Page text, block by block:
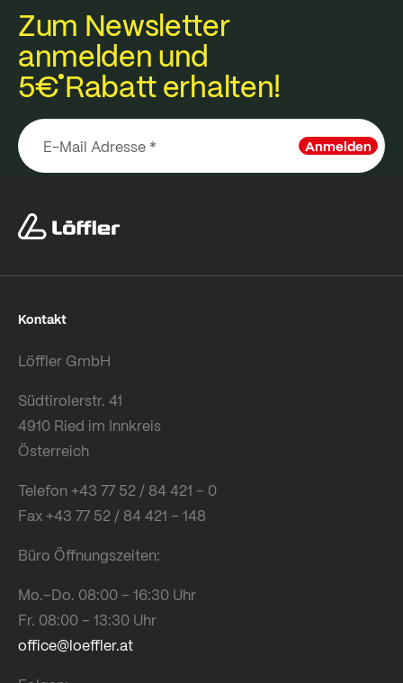
Zum Newsletter
anmelden und
5€Rabatt erhalten!
Anmelden
Kontakt
Löffler GmbH
Südtirolerstr. 41
4910 Ried im Innkreis
Österreich
Telefon +43 77 52 / 84 421 – 0
Fax +43 77 52 / 84 421 – 148
Büro Öffnungszeiten:
Mo.–Do. 08:00 – 16:30 Uhr
Fr. 08:00 – 13:30 Uhr
office@loeffler.at